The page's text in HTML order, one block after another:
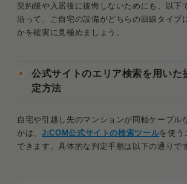
契約後や入居後に後悔しないためにも、以下
沿って、ご自宅の設備がどちらの回線タイプ
かを確実に見極めましょう。
公式サイトのエリア検索を用いた
定方法
自宅や引越し先のマンションが同軸ケーブル
かは、 J:COM公式サイトの検索ツールを使う
できます。具体的な判定手順は以下の通りで